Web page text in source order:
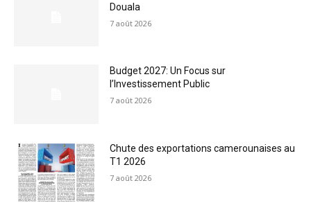
Douala
7 août 2026
Budget 2027: Un Focus sur
l’Investissement Public
7 août 2026
Chute des exportations camerounaises au
T1 2026
7 août 2026